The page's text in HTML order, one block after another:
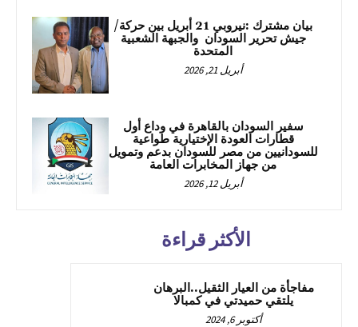
بيان مشترك :نيروبي 21 أبريل بين حركة/
جيش تحرير السودان والجبهة الشعبية
المتحدة
أبريل 21, 2026
سفير السودان بالقاهرة في وداع أول
قطارات العودة الإختيارية طواعية
للسودانيين من مصر للسودان بدعم وتمويل
من جهاز المخابرات العامة
أبريل 12, 2026
الأكثر قراءة
مفاجأة من العيار الثقيل..البرهان
يلتقي حميدتي في كمبالا
أكتوبر 6, 2024